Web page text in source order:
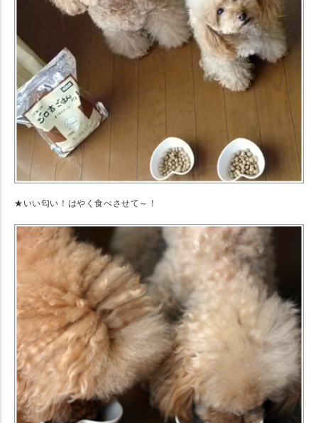
★いい匂い！はやく食べさせて～！